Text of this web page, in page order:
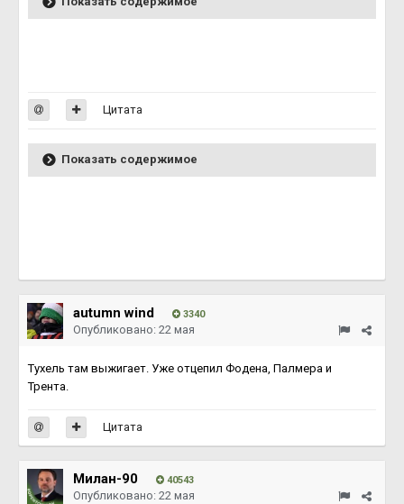
Цитата
Показать содержимое
autumn wind 3340
Опубликовано: 22 мая
Тухель там выжигает. Уже отцепил Фодена, Палмера и
Трента.
Цитата
Милан-90 40543
Опубликовано: 22 мая